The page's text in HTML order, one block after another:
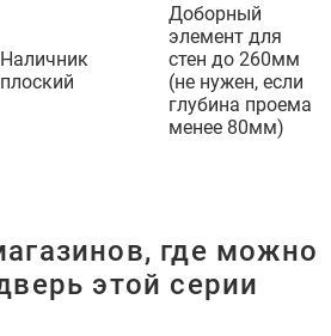
Наличник
плоский
Доборный
элемент для
стен до 260мм
(не нужен, если
глубина проема
менее 80мм)
где можно
этой серии